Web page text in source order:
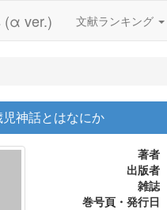
(α ver.) 文献ランキング
神話とはなにか
著者
出版者
雑誌
巻号頁・発行日